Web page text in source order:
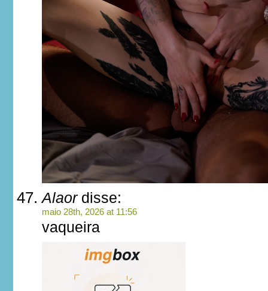
Alaordisse:
maio 28th, 2026 at 11:56
vaqueira